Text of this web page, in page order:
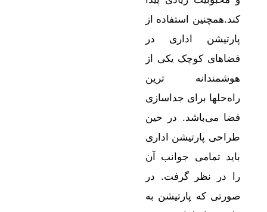
کند.همچنین استفاده از
پارتیشن اداری در
فضاهای کوچک یکی از
هوشمندانه ترین
راه‌حلها برای جداسازی
فضا می‌باشد. در حین
طراحی پارتیشن اداری
باید تمامی جوانب آن
را در نظر گرفت. در
صورتی که پارتیشن به